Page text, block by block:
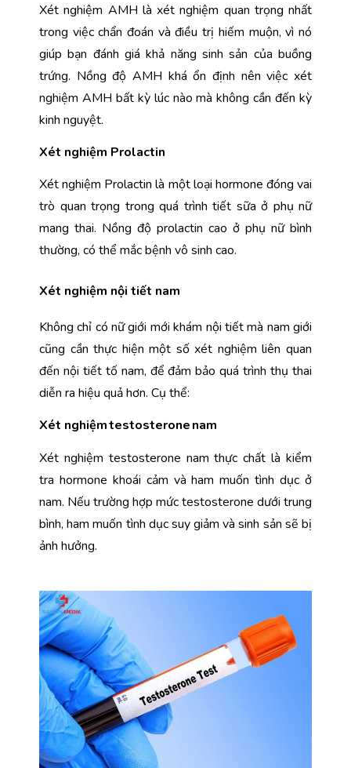
Xét nghiệm AMH là xét nghiệm quan trọng nhất
trong việc chẩn đoán và điều trị hiếm muộn, vì nó
giúp bạn đánh giá khả năng sinh sản của buồng
trứng. Nồng độ AMH khá ổn định nên việc xét
nghiệm AMH bất kỳ lúc nào mà không cần đến kỳ
kinh nguyệt.
Xét nghiệm Prolactin
Xét nghiệm Prolactin là một loại hormone đóng vai
trò quan trọng trong quá trình tiết sữa ở phụ nữ
mang thai. Nồng độ prolactin cao ở phụ nữ bình
thường, có thể mắc bệnh vô sinh cao.
Xét nghiệm nội tiết nam
Không chỉ có nữ giới mới khám nội tiết mà nam giới
cũng cần thực hiện một số xét nghiệm liên quan
đến nội tiết tố nam, để đảm bảo quá trình thụ thai
diễn ra hiệu quả hơn. Cụ thể:
Xét nghiệm testosterone nam
Xét nghiệm testosterone nam thực chất là kiểm
tra hormone khoái cảm và ham muốn tình dục ở
nam. Nếu trường hợp mức testosterone dưới trung
bình, ham muốn tình dục suy giảm và sinh sản sẽ bị
ảnh hưởng.